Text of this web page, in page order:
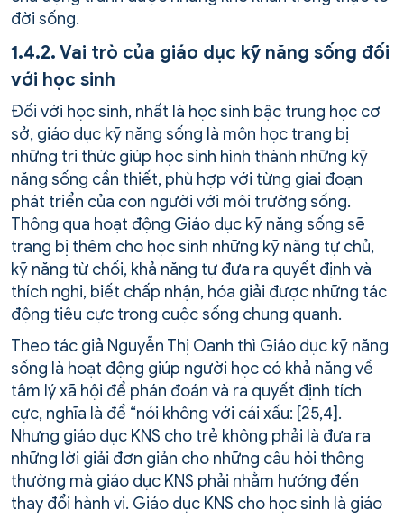
đời sống.
1.4.2. Vai trò của giáo dục kỹ năng sống đối
với học sinh
Đối với học sinh, nhất là học sinh bậc trung học cơ
sở, giáo dục kỹ năng sống là môn học trang bị
những tri thức giúp học sinh hình thành những kỹ
năng sống cần thiết, phù hợp với từng giai đoạn
phát triển của con người với môi trường sống.
Thông qua hoạt động Giáo dục kỹ năng sống sẽ
trang bị thêm cho học sinh những kỹ năng tự chủ,
kỹ năng từ chối, khả năng tự đưa ra quyết định và
thích nghi, biết chấp nhận, hóa giải được những tác
động tiêu cực trong cuộc sống chung quanh.
Theo tác giả Nguyễn Thị Oanh thì Giáo dục kỹ năng
sống là hoạt động giúp người học có khả năng về
tâm lý xã hội để phán đoán và ra quyết định tích
cực, nghĩa là để “nói không với cái xấu: [25,4].
Nhưng giáo dục KNS cho trẻ không phải là đưa ra
những lời giải đơn giản cho những câu hỏi thông
thường mà giáo dục KNS phải nhằm hướng đến
thay đổi hành vi. Giáo dục KNS cho học sinh là giáo